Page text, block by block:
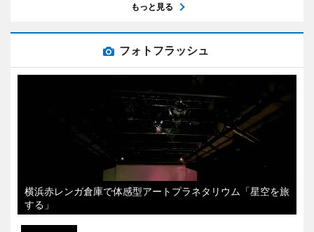
もっと見る
フォトフラッシュ
横浜赤レンガ倉庫で体感型アートプラネタリウム「星空を旅
する」